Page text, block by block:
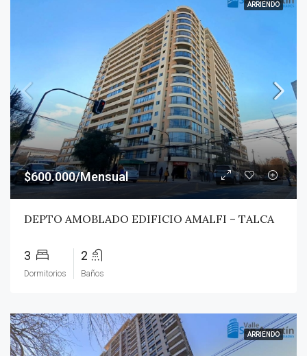
ARRIENDO
$600.000/Mensual
DEPTO AMOBLADO EDIFICIO AMALFI – TALCA
3
Dormitorios
2
Baños
ARRIENDO